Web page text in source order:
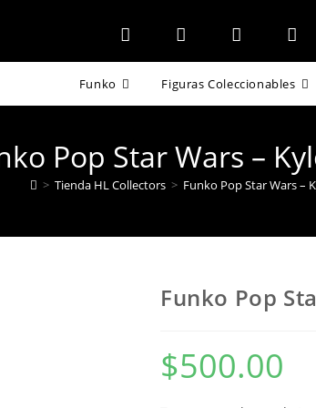
Funko Figuras Coleccionables
Pop Star Wars –
> Tienda HL Collectors > Funko Pop Star Wars –
Funko Pop
$500.00